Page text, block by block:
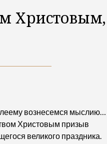
Христовым,
вознесемся мыслию…
Христовым призыв
великого праздника.